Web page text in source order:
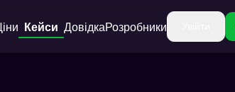
Кейси ДовідкаРозробники